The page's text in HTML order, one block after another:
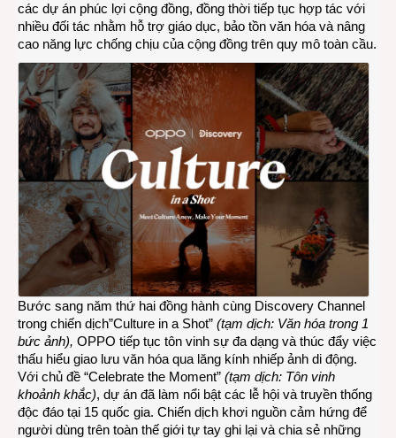
các dự án phúc lợi cộng đồng, đồng thời tiếp tục hợp tác với
nhiều đối tác nhằm hỗ trợ giáo dục, bảo tồn văn hóa và nâng
cao năng lực chống chịu của cộng đồng trên quy mô toàn cầu.
Bước sang năm thứ hai đồng hành cùng Discovery Channel
trong chiến dịch”Culture in a Shot” (tạm dịch: Văn hóa trong 1
bức ảnh), OPPO tiếp tục tôn vinh sự đa dạng và thúc đẩy việc
thấu hiểu giao lưu văn hóa qua lăng kính nhiếp ảnh di động.
Với chủ đề “Celebrate the Moment” (tạm dịch: Tôn vinh
khoảnh khắc), dự án đã làm nổi bật các lễ hội và truyền thống
độc đáo tại 15 quốc gia. Chiến dịch khơi nguồn cảm hứng để
người dùng trên toàn thế giới tự tay ghi lại và chia sẻ những